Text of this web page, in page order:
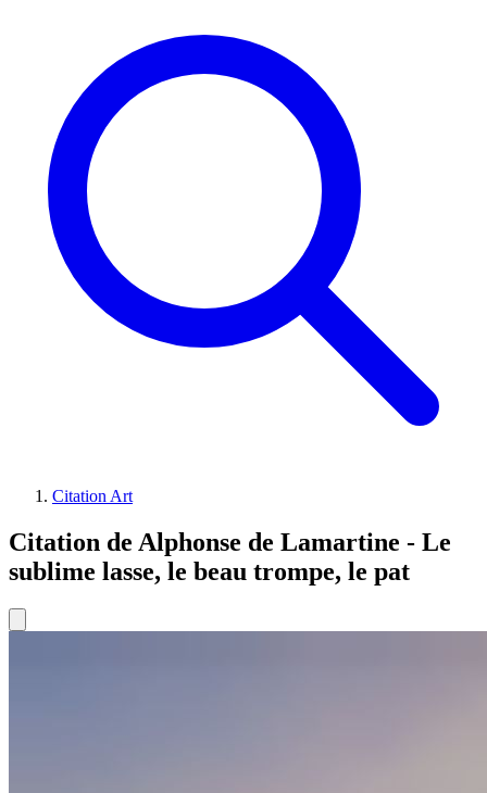
Citation Art
Citation de Alphonse de Lamartine - Le
sublime lasse, le beau trompe, le pat